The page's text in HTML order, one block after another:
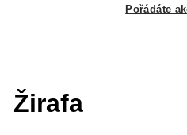
Pořádáte
Žirafa